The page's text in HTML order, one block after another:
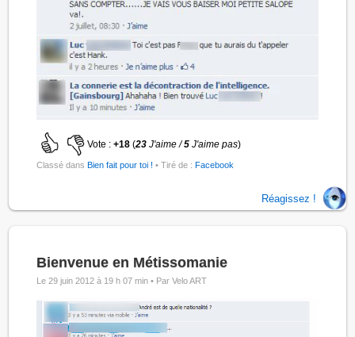
Vote :+18 (23J'aime /5 J'aime pas)
Classé dansBien fait pour toi ! • Tiré de :Facebook
Réagissez !
Bienvenue en Métissomanie
Le 29 juin 2012 à 19 h 07 min • Par Velo ART